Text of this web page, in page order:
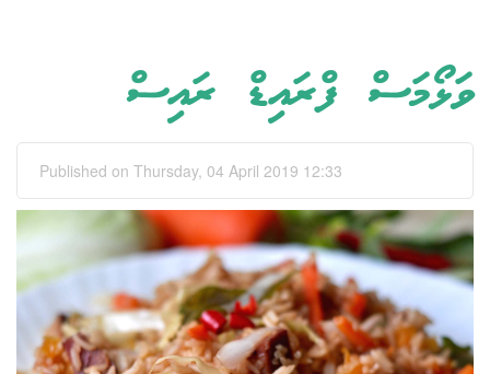
ވަޅޯމަސް ފްރައިޑް ރައިސް
Published on Thursday, 04 April 2019 12:33